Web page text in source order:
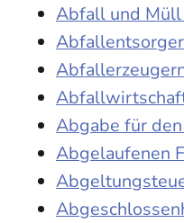
Abfall und
Abgabe für
Abgelaufenen